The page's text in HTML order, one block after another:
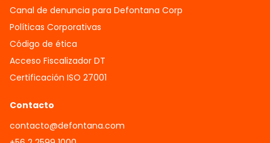
Canal de denuncia para Defontana Corp
Políticas Corporativas
Código de ética
Acceso Fiscalizador DT
Certificación ISO 27001
Contacto
contacto@defontana.com